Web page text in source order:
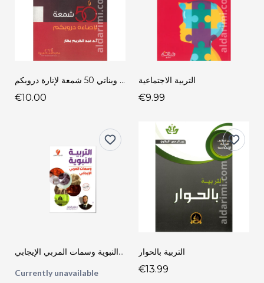
إلى أبنائي وبناتي 50 شمعة لإنارة دروبكم
€10.00
التربية الاجتماعية
€9.99
التربية النبوية وسمات المربي الإيجابي
Currently unavailable
التربية بالحوار
€13.99